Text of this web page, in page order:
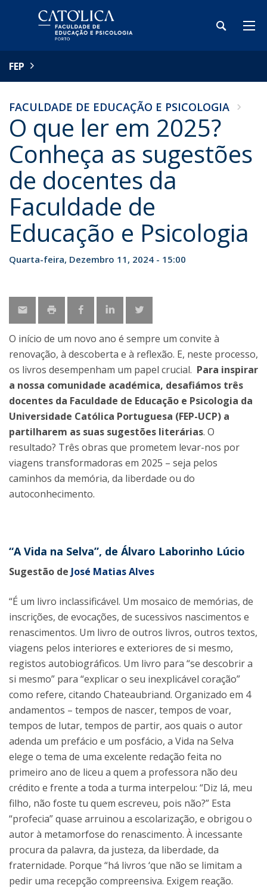
FEP
FACULDADE DE EDUCAÇÃO E PSICOLOGIA
O que ler em 2025?
Conheça as sugestões
de docentes da
Faculdade de
Educação e Psicologia
Quarta-feira, Dezembro 11, 2024 - 15:00
O início de um novo ano é sempre um convite à
renovação, à descoberta e à reflexão. E, neste processo,
os livros desempenham um papel crucial. Para inspirar
a nossa comunidade académica, desafiámos três
docentes da Faculdade de Educação e Psicologia da
Universidade Católica Portuguesa (FEP-UCP) a
partilharem as suas sugestões literárias. O
resultado? Três obras que prometem levar-nos por
viagens transformadoras em 2025 – seja pelos
caminhos da memória, da liberdade ou do
autoconhecimento.
“A Vida na Selva”, de Álvaro Laborinho Lúcio
Sugestão de José Matias Alves
“É um livro inclassificável. Um mosaico de memórias, de
inscrições, de evocações, de sucessivos nascimentos e
renascimentos. Um livro de outros livros, outros textos,
viagens pelos interiores e exteriores de si mesmo,
registos autobiográficos. Um livro para “se descobrir a
si mesmo” para “explicar o seu inexplicável coração”
como refere, citando Chateaubriand. Organizado em 4
andamentos – tempos de nascer, tempos de voar,
tempos de lutar, tempos de partir, aos quais o autor
adenda um prefácio e um posfácio, a Vida na Selva
elege o tema de uma excelente redação feita no
primeiro ano de liceu a quem a professora não deu
crédito e frente a toda a turma interpelou: “Diz lá, meu
filho, não foste tu quem escreveu, pois não?” Esta
“profecia” quase arruinou a escolarização, e obrigou o
autor à metamorfose do renascimento. À incessante
procura da palavra, da justeza, da liberdade, da
fraternidade. Porque “há livros ‘que não se limitam a
pedir uma recepção compreensiva. Exigem reação.